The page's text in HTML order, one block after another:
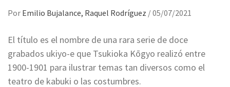
Por Emilio Bujalance, Raquel Rodríguez /05/07/2021
El título es el nombre de una rara serie de doce
grabados ukiyo-e que Tsukioka Kōgyo realizó entre
1900-1901 para ilustrar temas tan diversos como el
teatro de kabuki o las costumbres.